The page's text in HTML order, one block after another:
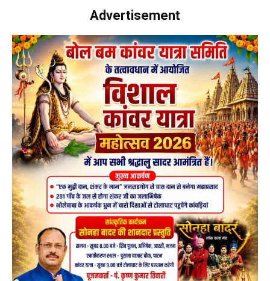
Advertisement